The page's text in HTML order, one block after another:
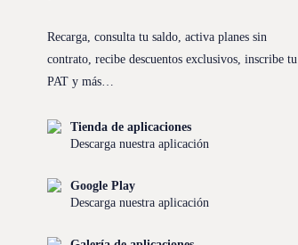
Recarga, consulta tu saldo, activa planes sin
contrato, recibe descuentos exclusivos, inscribe tu
PAT y más…
Tienda de aplicaciones
Descarga nuestra aplicación
Google Play
Descarga nuestra aplicación